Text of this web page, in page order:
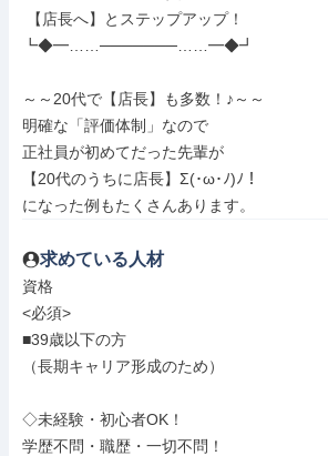
┗◆━……───────……━◆┛
～～20代で【店長】も多数！♪～～
明確な「評価体制」なので
正社員が初めてだった先輩が
【20代のうちに店長】Σ(･ω･ﾉ)ﾉ！
になった例もたくさんあります。
求めている人材
資格
<必須>
■39歳以下の方
（長期キャリア形成のため）
◇未経験・初心者OK！
学歴不問・職歴・一切不問！